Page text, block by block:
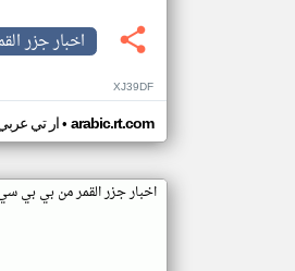
اخبار جزر
XJ39DF
ار تي• arabic.rt.com
اخبار جزر القمر من بي بي